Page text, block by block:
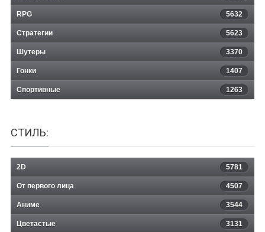
RPG 5632
Стратегии 5623
Шутеры 3370
Гонки 1407
Спортивные 1263
СТИЛЬ:
2D 5781
От первого лица 4507
Аниме 3544
Цветастые 3131